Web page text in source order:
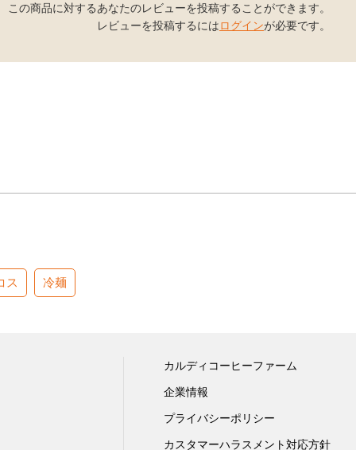
この商品に対するあなたのレビューを投稿することができます。
レビューを投稿するにはログインが必要です。
ス 冷麺
カルディコーヒーファーム
企業情報
プライバシーポリシー
カスタマーハラスメント対応方針